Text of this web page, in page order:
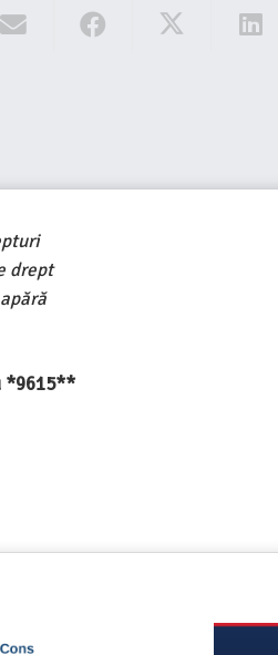
drept
*9615**